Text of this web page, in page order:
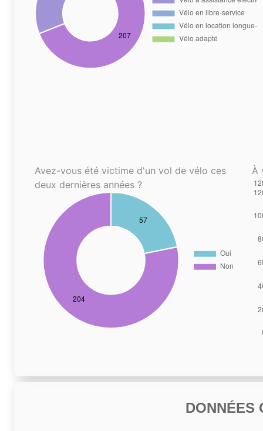
Avez-vous été victime d'un vol de vélo ces
deux dernières années ?
À
DONNÉES